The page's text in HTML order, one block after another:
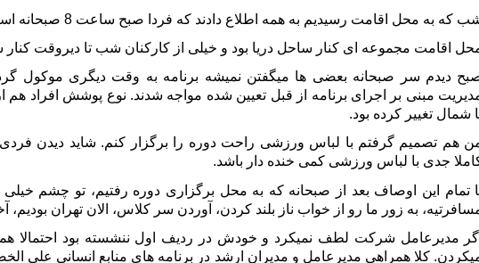
که به محل اقامت رسیدیم به همه اطلاع دادند که فردا صبح ساعت 8 صبحانه است و بعد از صبحانه دوره ی من برگزار میشه.
اقامت مجموعه ای کنار ساحل دریا بود و خیلی از کارکنان شب تا دیروقت کنار
دیدم سر صبحانه بعضی ها میگفتن نمیشه برنامه به وقت دیگری موکول
مبنی بر اجرای برنامه از قبل تعیین شده مواجه شدند. نوع پوشش افراد
شمال تغییر کرده بود.
هم تصمیم گرفتم با لباس ورزشی راحت دوره را برگزار کنم. شاید دیدن
جدی با لباس ورزشی کمی خنده دار باشد.
تمام این اوصاف بعد از صبحانه که به محل برگزاری دوره رفتیم، تو چشم
به زور ما رو از خواب ناز بلند کردن، آوردن سر کلاس، الان تهران بودیم،
اگر مدیرعامل شرکت لطف نمیکرد و خودش در ردیف اول ننشسته بود احتمالا
کلا همراهی مدیرعامل و مدیران ارشد در برنامه های منابع انسانی علی